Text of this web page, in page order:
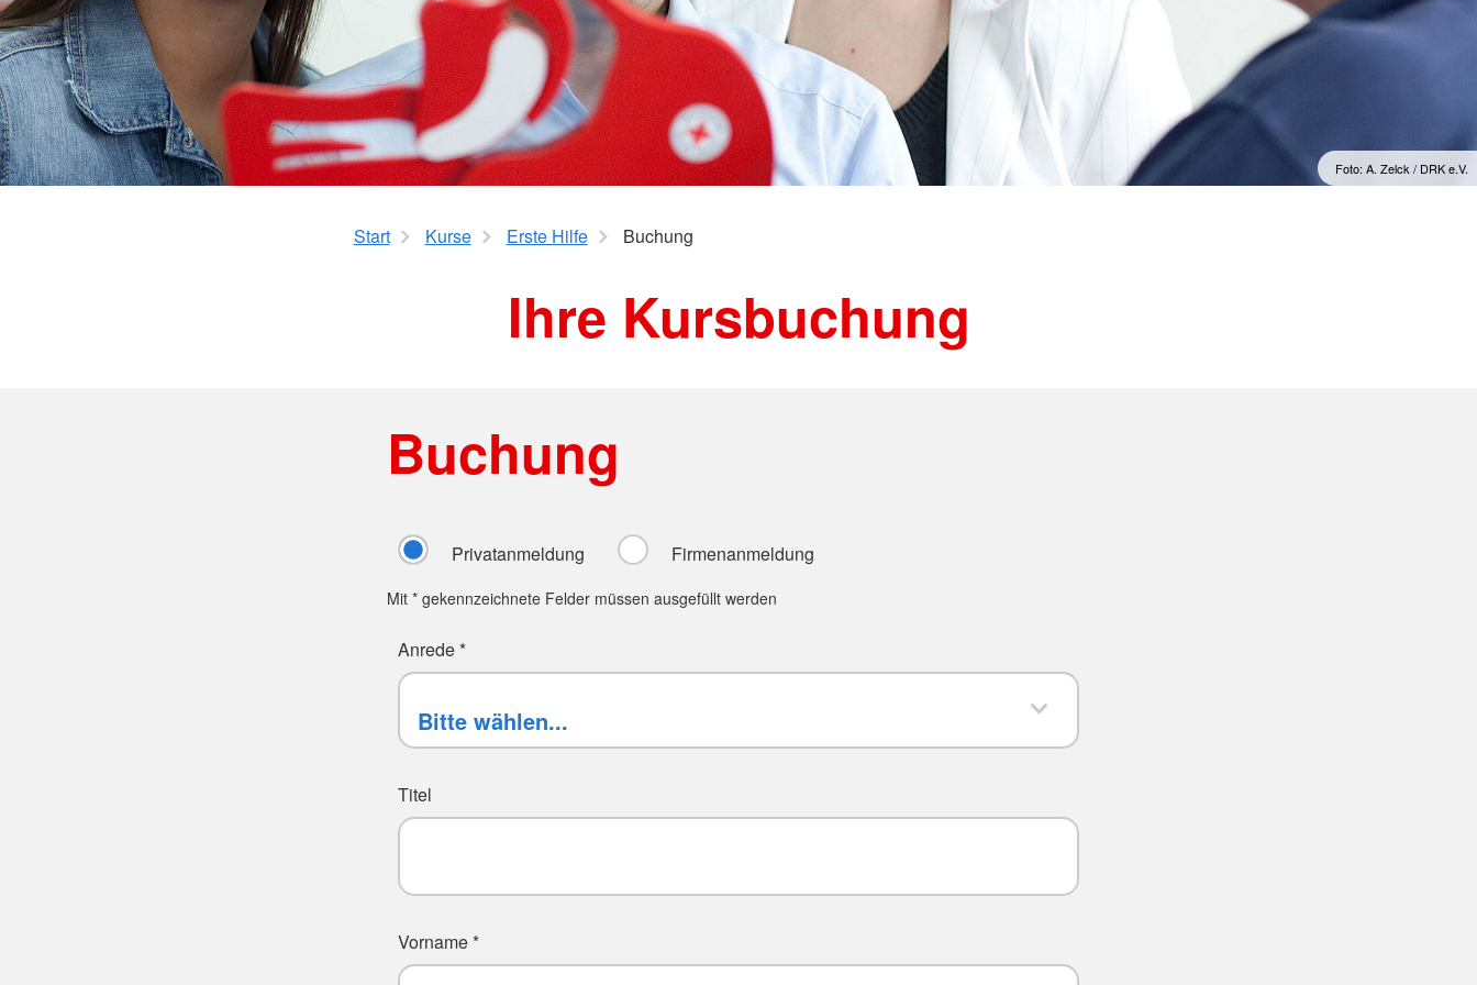
Krankentransport
Gesundheitsprogramme
Rotkreuzdose
Glücksbringer
Jugendrotkreuz
Spenden
Psychosoziale Notfallversorgung
Rettungsdienst
Sanitätsdienst (SD)
Rotkreuzdose
Foto: A. Zelck / DRK e.V.
Start Kurse Erste Hilfe Buchung
Ihre Kursbuchung
Buchung
Privatanmeldung Firmenanmeldung
Mit * gekennzeichnete Felder müssen ausgefüllt werden
Anrede *
Titel
Vorname *